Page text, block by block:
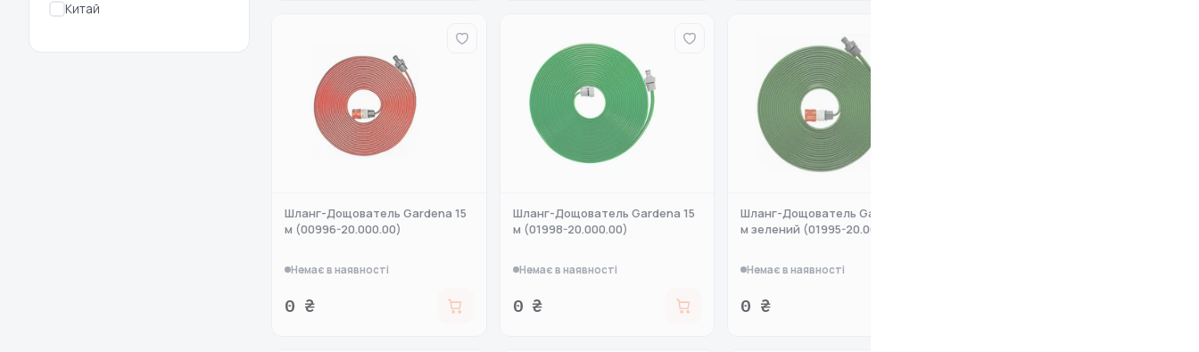
Китай
Шланг-Дощователь Gardena 15
м (00996-20.000.00)
Немає в наявності
0 ₴
Шланг-Дощователь Gardena 15
м (01998-20.000.00)
Немає в наявності
0 ₴
Шланг-Дощователь Gardena 7,5
м зелений (01995-20.000
Немає в наявності
0 ₴